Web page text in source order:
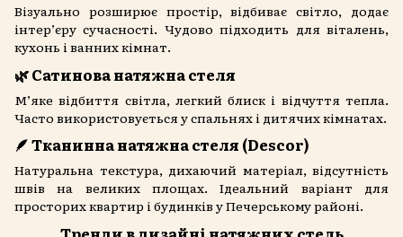
Візуально розширює простір, відбиває світло, додає
інтер’єру сучасності. Чудово підходить для віталень,
кухонь і ванних кімнат.
🌿 Сатинова натяжна стеля
М’яке відбиття світла, легкий блиск і відчуття тепла.
Часто використовується у спальнях і дитячих кімнатах.
🪶 Тканинна натяжна стеля (Descor)
Натуральна текстура, дихаючий матеріал, відсутність
швів на великих площах. Ідеальний варіант для
просторих квартир і будинків у Печерському районі.